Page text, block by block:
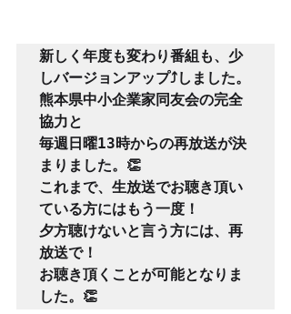
新しく年度も変わり番組も、少
しバージョンアップ⤴️しました。
熊本県中小企業家同友会の完全
協力と
毎週日曜13時からの再放送が決
まりました。👏
これまで、生放送でお聴き頂い
ている方にはもう一度！
夕方聴けないと言う方には、再
放送で！
お聴き頂くことが可能となりま
した。👏